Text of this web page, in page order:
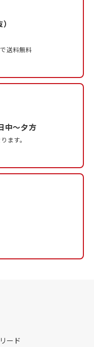
送料無料
中〜夕方
ます。
ード